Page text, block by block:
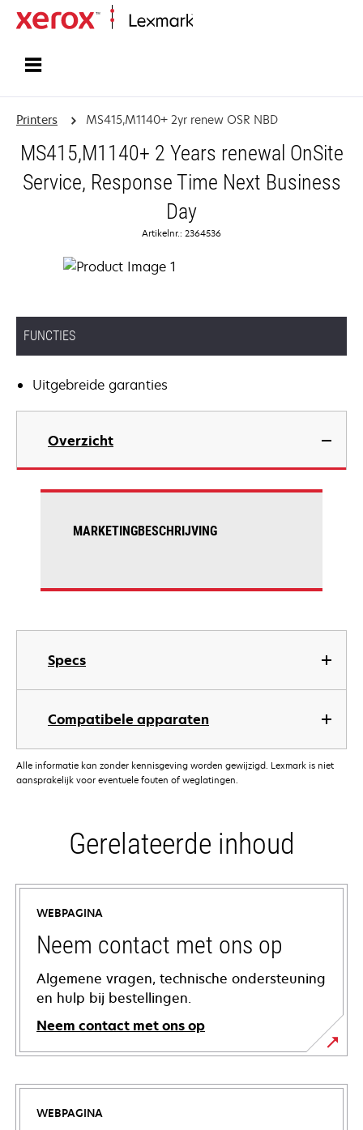
Printers MS415,M1140+ 2yr renew OSR NBD
MS415,M1140+ 2 Years renewal OnSite
Service, Response Time Next Business
Day
Artikelnr.: 2364536
FUNCTIES
Uitgebreide garanties
Overzicht
Specs
Compatibele apparaten
MARKETINGBESCHRIJVING
Alle informatie kan zonder kennisgeving worden gewijzigd. Lexmark is niet
aansprakelijk voor eventuele fouten of weglatingen.
Gerelateerde inhoud
WEBPAGINA
Neem contact met ons op
Algemene vragen, technische ondersteuning
en hulp bij bestellingen.
Neem contact met ons op
WEBPAGINA